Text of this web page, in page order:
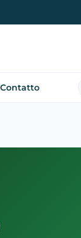
Contatto